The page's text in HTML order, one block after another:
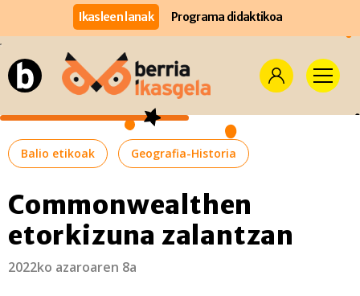
Ikasleen lanak Programa didaktikoa
Balio etikoak Geografia-Historia
Commonwealthen
etorkizuna zalantzan
2022ko azaroaren 8a